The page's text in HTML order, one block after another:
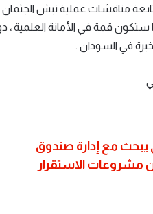
مناقشات عملية نبش الجثمان
ستكون قمة في الأمانة العلمية
في السودان .
يبحث مع إدارة صندوق
مشروعات الاستقرار